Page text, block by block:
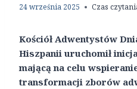
24 września 2025 Czas
Kościół Adwentystów
Hiszpanii uruchomił
mającą na celu
transformacji zborów